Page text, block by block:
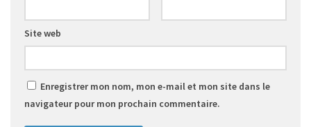
Site web
Enregistrer mon nom, mon e-mail et mon site dans le
navigateur pour mon prochain commentaire.